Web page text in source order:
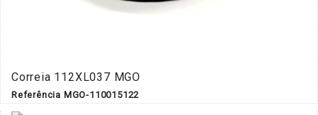
Correia 112XL037 MGO
Referência MGO-110015122